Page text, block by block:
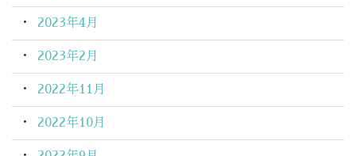
2023年4月
2023年2月
2022年11月
2022年10月